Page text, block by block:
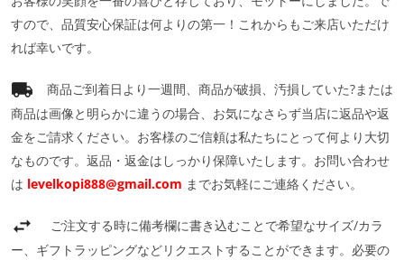
すので、品質安心保証は何よりの第一！これからもご来店いただけ
れば幸いです。
商品ご到着日より一週間、商品が破損、汚損していた?または
商品は画像と明らかに違うの場合、お気になさらず当店に返品や返
金をご請求ください。お客様のご信頼は私たちにとって何より大切
なものです。返品・返金はしっかり保障いたします。お問い合わせ
は levelkopi888@gmail.com までお気軽にご連絡ください。
ご注文する時に備考欄に書き込むことで希望なサイズ/カラ
ー、ギフトラッピングなどリクエストすることができます。必要の